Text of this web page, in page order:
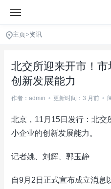
主页>资讯
北交所迎来开市！
创新发展能力
作者：admin • 更新时间：3 月前 •
北京，11月15日发行：北交
小企业的创新发展能力。
记者姚、刘辉、郭玉静
自9月2日正式宣布成立消息